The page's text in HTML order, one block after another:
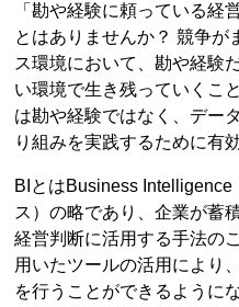
「勘や経験に頼っている経
とはありませんか？ 競争が
ス環境において、勘や経験
い環境で生き残っていくこ
は勘や経験ではなく、デー
り組みを実践するために有
BIとはBusiness
ス）の略であり、企業が蓄
経営判断に活用する手法の
用いたツールの活用により
を行うことができるように